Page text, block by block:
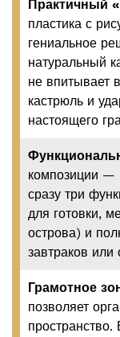
Практичный
пластика с
гениальное
натуральный
не впитывает
кастрюль и
настоящего
композиции —
сразу три
для готовки,
острова) и
завтраков
Грамотное
позволяет